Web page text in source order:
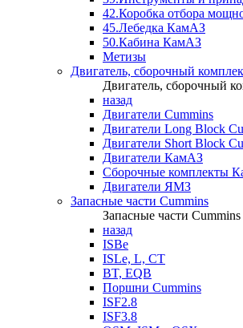
42.Коробка отбора
45.Лебедка КамАЗ
50.Кабина КамАЗ
Метизы
Двигатель, сборочный
Двигатель, сборочный
назад
Двигатели Cummins
Двигатели Long Bloсk
Двигатели Short Bloсk
Двигатели КамАЗ
Сборочные комплекты
Двигатели ЯМЗ
Запасные части Cummins
Запасные части Cummins
назад
ISBe
ISLe, L, CT
BT, EQB
Поршни Cummins
ISF2.8
ISF3.8